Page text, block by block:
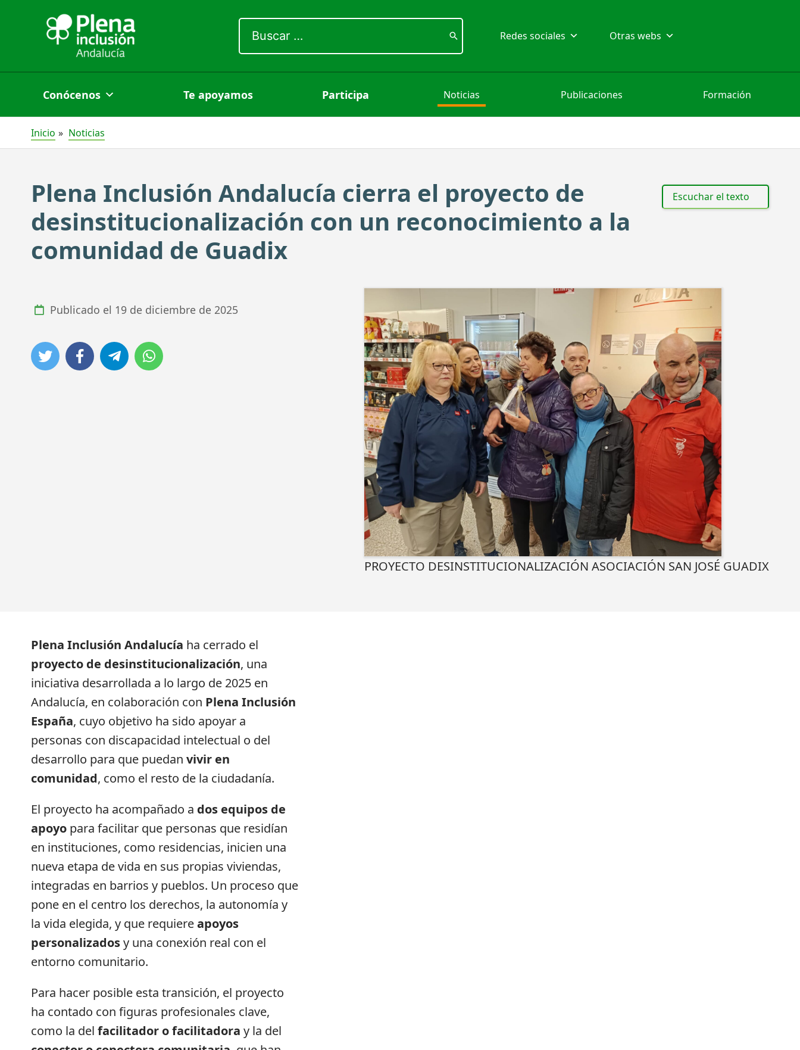
por:
Redes sociales Otras webs
Conócenos Te apoyamos Participa Noticias Publicaciones Formación
Inicio Noticias
Plena Inclusión Andalucía cierra el proyecto de
desinstitucionalización con un reconocimiento a la
comunidad de Guadix
Escuchar el texto
Publicado el 19 de diciembre de 2025
PROYECTO DESINSTITUCIONALIZACIÓN ASOCIACIÓN SAN JOSÉ GUADIX
Plena Inclusión Andalucía ha cerrado el
proyecto de desinstitucionalización, una
iniciativa desarrollada a lo largo de 2025 en
Andalucía, en colaboración con Plena Inclusión
España, cuyo objetivo ha sido apoyar a
personas con discapacidad intelectual o del
desarrollo para que puedan vivir en
comunidad, como el resto de la ciudadanía.
El proyecto ha acompañado a dos equipos de
apoyo para facilitar que personas que residían
en instituciones, como residencias, inicien una
nueva etapa de vida en sus propias viviendas,
integradas en barrios y pueblos. Un proceso que
pone en el centro los derechos, la autonomía y
la vida elegida, y que requiereapoyos
personalizadosy una conexión real con el
entorno comunitario.
Para hacer posible esta transición, el proyecto
ha contado con figuras profesionales clave,
como la del facilitador o facilitadora y la del